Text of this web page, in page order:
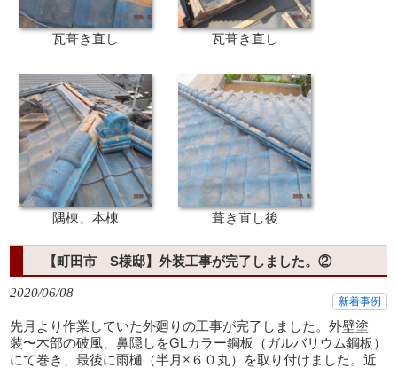
瓦葺き直し 瓦葺き直し
隅棟、本棟 葺き直し後
【町田市 S様邸】外装工事が完了しました。②
2020/06/08
新着事例
先月より作業していた外廻りの工事が完了しました。外壁塗
装〜木部の破風、鼻隠しをGLカラー鋼板（ガルバリウム鋼板）
にて巻き、最後に雨樋（半月×６０丸）を取り付けました。近